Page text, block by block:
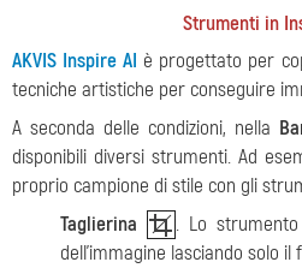
Strumenti in
AKVIS Inspire AI è progettato per
tecniche artistiche per conseguire
A seconda delle condizioni, nella
disponibili diversi strumenti. Ad
proprio campione di stile con gli
Taglierina
. Lo
dell'immagine lasciando solo